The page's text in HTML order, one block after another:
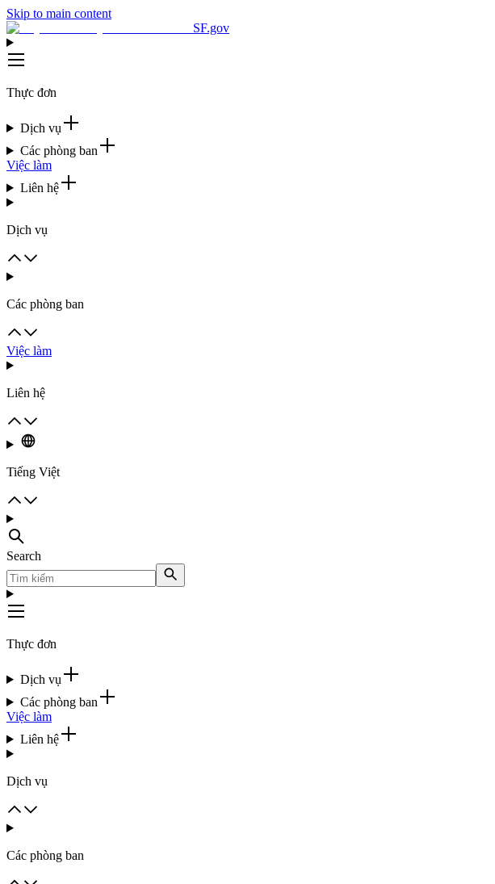
Skip to main content
SF.gov
Thực đơn
Dịch vụ
Các phòng ban
Việc làm
Liên hệ
Dịch vụ
Các phòng ban
Việc làm
Liên hệ
Tiếng Việt
Search
Thực đơn
Dịch vụ
Các phòng ban
Việc làm
Liên hệ
Dịch vụ
Các phòng ban